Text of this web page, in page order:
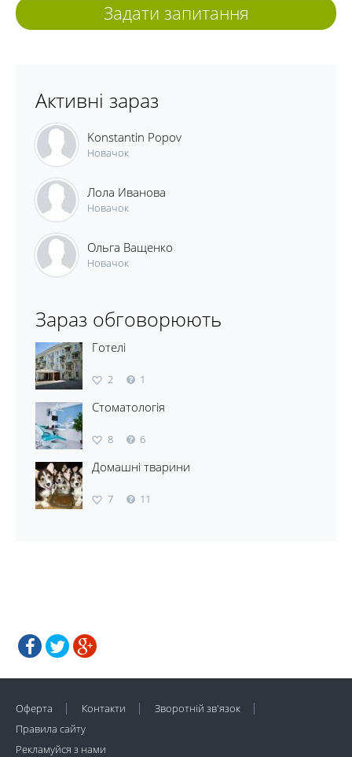
Задати запитання
Активні зараз
Konstantin Popov
Новачок
Лола Иванова
Новачок
Ольга Ващенко
Новачок
Зараз обговорюють
Готелі
2 1
Стоматологія
8 6
Домашні тварини
7 11
Оферта Контакти
Зворотній зв'язок
Правила сайту
Рекламуйся з нами